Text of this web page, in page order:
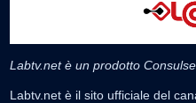
Labtv.net è un prodotto
Labtv.net è il sito ufficiale del